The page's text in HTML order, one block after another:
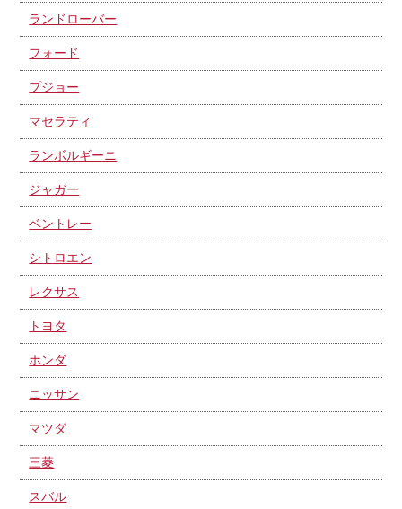
ランドローバー
フォード
プジョー
マセラティ
ランボルギーニ
ジャガー
ベントレー
シトロエン
レクサス
トヨタ
ホンダ
ニッサン
マツダ
三菱
スバル